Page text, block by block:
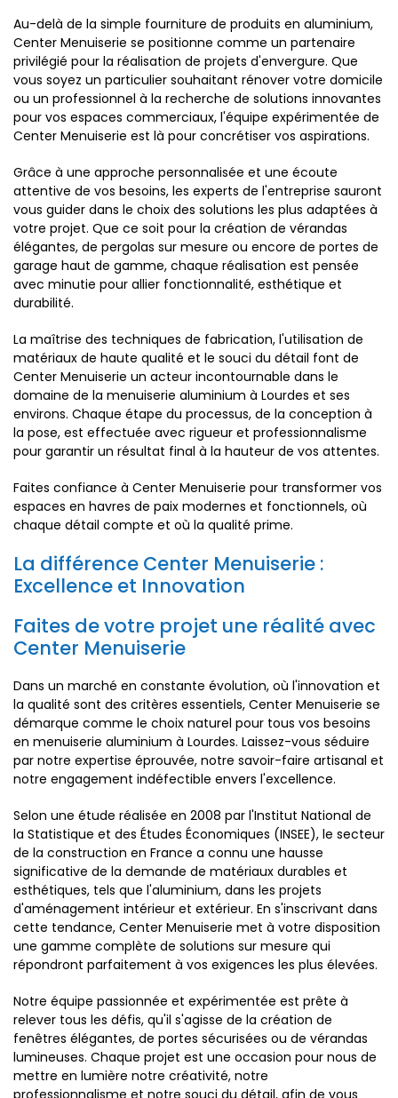
Au-delà de la simple fourniture de produits en aluminium,
Center Menuiserie se positionne comme un partenaire
privilégié pour la réalisation de projets d'envergure. Que
vous soyez un particulier souhaitant rénover votre domicile
ou un professionnel à la recherche de solutions innovantes
pour vos espaces commerciaux, l'équipe expérimentée de
Center Menuiserie est là pour concrétiser vos aspirations.
Grâce à une approche personnalisée et une écoute
attentive de vos besoins, les experts de l'entreprise sauront
vous guider dans le choix des solutions les plus adaptées à
votre projet. Que ce soit pour la création de vérandas
élégantes, de pergolas sur mesure ou encore de portes de
garage haut de gamme, chaque réalisation est pensée
avec minutie pour allier fonctionnalité, esthétique et
durabilité.
La maîtrise des techniques de fabrication, l'utilisation de
matériaux de haute qualité et le souci du détail font de
Center Menuiserie un acteur incontournable dans le
domaine de la menuiserie aluminium à Lourdes et ses
environs. Chaque étape du processus, de la conception à
la pose, est effectuée avec rigueur et professionnalisme
pour garantir un résultat final à la hauteur de vos attentes.
Faites confiance à Center Menuiserie pour transformer vos
espaces en havres de paix modernes et fonctionnels, où
chaque détail compte et où la qualité prime.
La différence Center Menuiserie :
Excellence et Innovation
Faites de votre projet une réalité avec
Center Menuiserie
Dans un marché en constante évolution, où l'innovation et
la qualité sont des critères essentiels, Center Menuiserie se
démarque comme le choix naturel pour tous vos besoins
en menuiserie aluminium à Lourdes. Laissez-vous séduire
par notre expertise éprouvée, notre savoir-faire artisanal et
notre engagement indéfectible envers l'excellence.
Selon une étude réalisée en 2008 par l'Institut National de
la Statistique et des Études Économiques (INSEE), le secteur
de la construction en France a connu une hausse
significative de la demande de matériaux durables et
esthétiques, tels que l'aluminium, dans les projets
d'aménagement intérieur et extérieur. En s'inscrivant dans
cette tendance, Center Menuiserie met à votre disposition
une gamme complète de solutions sur mesure qui
répondront parfaitement à vos exigences les plus élevées.
Notre équipe passionnée et expérimentée est prête à
relever tous les défis, qu'il s'agisse de la création de
fenêtres élégantes, de portes sécurisées ou de vérandas
lumineuses. Chaque projet est une occasion pour nous de
mettre en lumière notre créativité, notre
professionnalisme et notre souci du détail, afin de vous